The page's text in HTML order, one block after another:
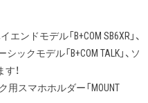
ンドモデル「B+COM SB6XR」、
ックモデル「B+COM TALK」、ソ
す！
スマホホルダー「MOUNT